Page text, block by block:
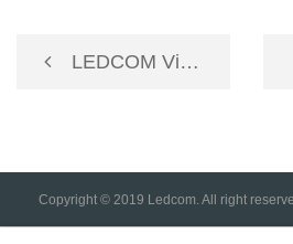
lịch nghỉ tết
Nguyên Đán
Copyright © 2019 Ledcom. All right